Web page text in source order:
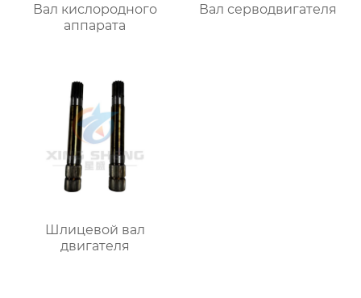
Вал кислородного
аппарата
Вал серводвигателя
Шлицевой вал
двигателя